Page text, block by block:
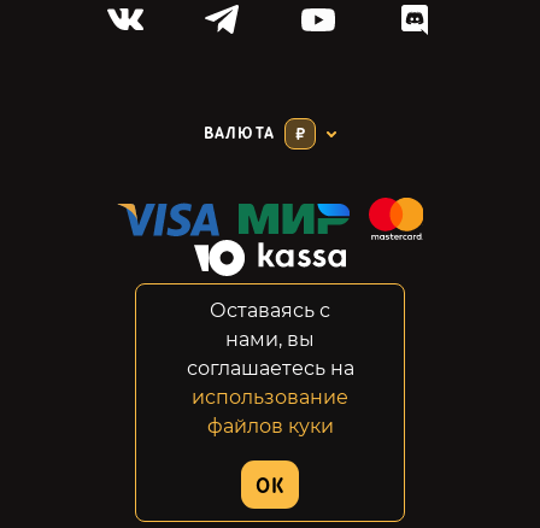
ВАЛЮТА ₽
Конфиденциальность
Возвраты
Правовая информация
© 2014-2026 GabeStore
ADN Digital Studio
Оставаясь с
нами, вы
соглашаетесь на
использование
файлов куки
OK